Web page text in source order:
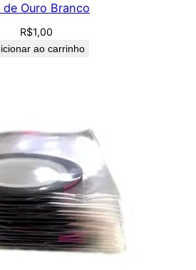
de Ouro Branco
R$1,00
ao carrinho